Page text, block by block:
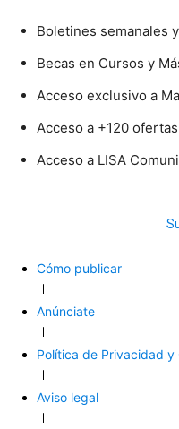
Boletines semanales
Becas en Cursos y
Acceso exclusivo a
Acceso a +120
Acceso a LISA
Cómo publicar
Anúnciate
Política de Privacidad y
Aviso legal